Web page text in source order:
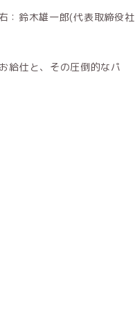
木雄一郎(代表取締役社
給仕と、その圧倒的なパ